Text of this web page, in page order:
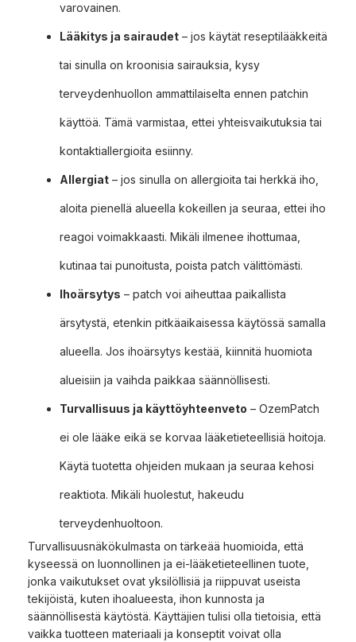
varovainen.
Lääkitys ja sairaudet – jos käytät reseptilääkkeitä
tai sinulla on kroonisia sairauksia, kysy
terveydenhuollon ammattilaiselta ennen patchin
käyttöä. Tämä varmistaa, ettei yhteisvaikutuksia tai
kontaktiallergioita esiinny.
Allergiat – jos sinulla on allergioita tai herkkä iho,
aloita pienellä alueella kokeillen ja seuraa, ettei iho
reagoi voimakkaasti. Mikäli ilmenee ihottumaa,
kutinaa tai punoitusta, poista patch välittömästi.
Ihoärsytys – patch voi aiheuttaa paikallista
ärsytystä, etenkin pitkäaikaisessa käytössä samalla
alueella. Jos ihoärsytys kestää, kiinnitä huomiota
alueisiin ja vaihda paikkaa säännöllisesti.
Turvallisuus ja käyttöyhteenveto – OzemPatch
ei ole lääke eikä se korvaa lääketieteellisiä hoitoja.
Käytä tuotetta ohjeiden mukaan ja seuraa kehosi
reaktiota. Mikäli huolestut, hakeudu
terveydenhuoltoon.
Turvallisuusnäkökulmasta on tärkeää huomioida, että
kyseessä on luonnollinen ja ei-lääketieteellinen tuote,
jonka vaikutukset ovat yksilöllisiä ja riippuvat useista
tekijöistä, kuten ihoalueesta, ihon kunnosta ja
säännöllisestä käytöstä. Käyttäjien tulisi olla tietoisia, että
vaikka tuotteen materiaali ja konseptit voivat olla